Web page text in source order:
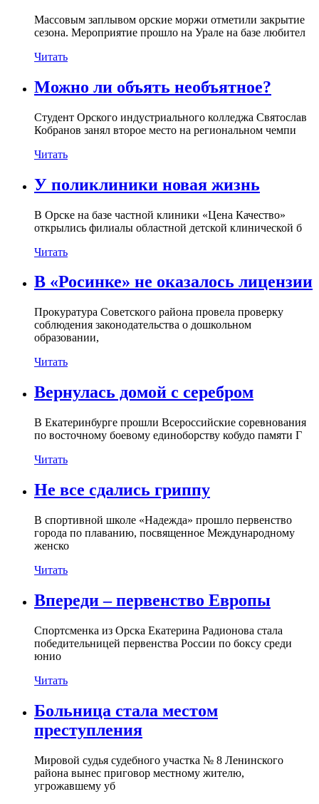
Массовым заплывом орские моржи отметили закрытие
сезона. Мероприятие прошло на Урале на базе любител
Читать
Можно ли объять необъятное?
Студент Орского индустриального колледжа Святослав
Кобранов занял второе место на региональном чемпи
Читать
У поликлиники новая жизнь
В Орске на базе частной клиники «Цена Качество»
открылись филиалы областной детской клинической б
Читать
В «Росинке» не оказалось лицензии
Прокуратура Советского района провела проверку
соблюдения законодательства о дошкольном
образовании,
Читать
Вернулась домой с серебром
В Екатеринбурге прошли Всероссийские соревнования
по восточному боевому единоборству кобудо памяти Г
Читать
Не все сдались гриппу
В спортивной школе «Надежда» прошло первенство
города по плаванию, посвященное Международному
женско
Читать
Впереди – первенство Европы
Спортсменка из Орска Екатерина Радионова стала
победительницей первенства России по боксу среди
юнио
Читать
Больница стала местом
преступления
Мировой судья судебного участка № 8 Ленинского
района вынес приговор местному жителю,
угрожавшему уб